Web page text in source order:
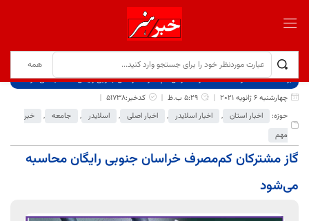
برگ نخست نوشته‌ها
گاز مشترکان کم‌مصرف خراسان جنوبی رایگان محاسبه می‌شود
چهارشنبه 6 ژانویه 2021
5:29 ب.ظ
کدخبر:51738
حوزه:
اخبار استان , اخبار اسلایدر , اخبار اصلی , اسلایدر , جامعه ,
خبر
مهم
گاز مشترکان کم‌مصرف خراسان جنوبی رایگان محاسبه
می‌شود